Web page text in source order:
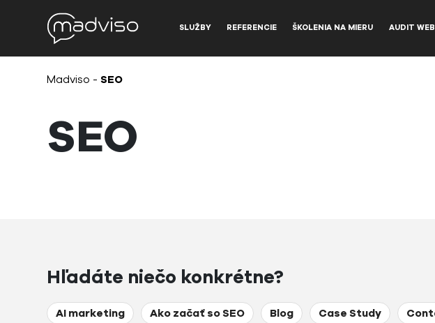
SLUŽBY REFERENCIE ŠKOLENIA NA MIERU AUDIT
Madviso -SEO
SEO
Hľadáte niečo konkrétne?
AI marketing Ako začať so SEO Blog Case Study